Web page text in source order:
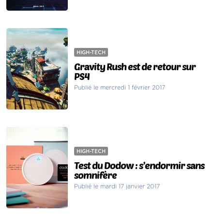
HIGH-TECH
Gravity Rush est de retour sur
PS4
Publié le mercredi 1 février 2017
HIGH-TECH
Test du Dodow : s’endormir sans
somnifère
Publié le mardi 17 janvier 2017